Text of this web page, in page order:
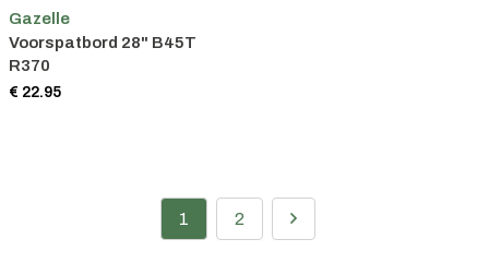
Gazelle
Voorspatbord 28" B45T
R370
€ 22.95
1 2